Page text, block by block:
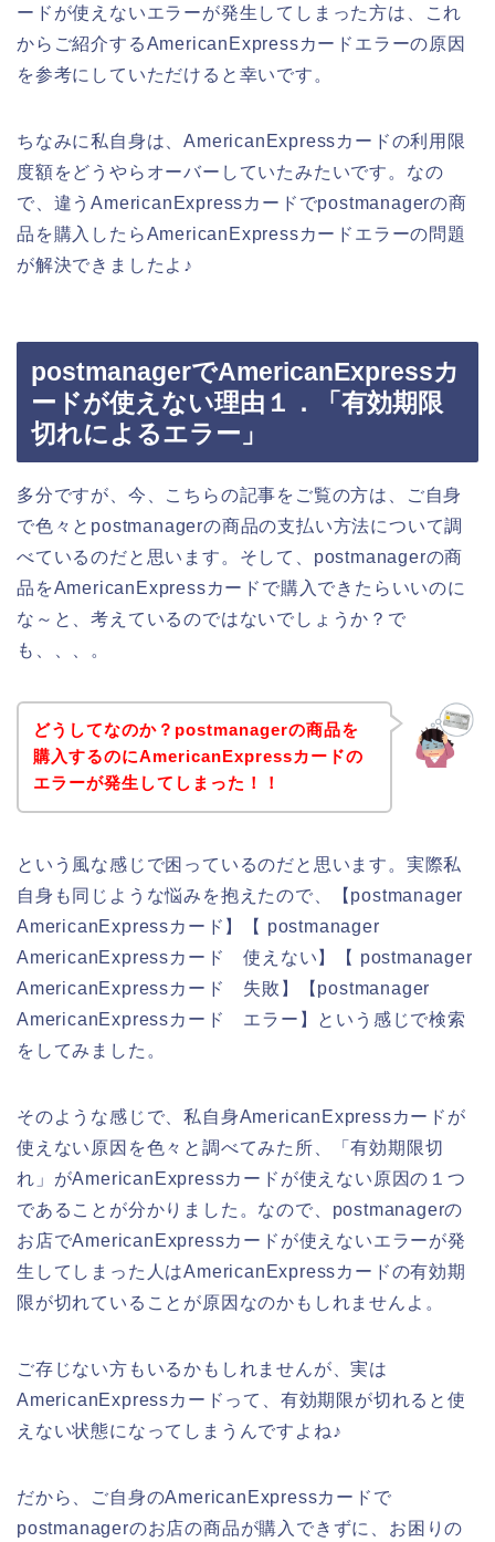
ードが使えないエラーが発生してしまった方は、これ
からご紹介するAmericanExpressカードエラーの原因
を参考にしていただけると幸いです。
ちなみに私自身は、AmericanExpressカードの利用限
度額をどうやらオーバーしていたみたいです。なの
で、違うAmericanExpressカードでpostmanagerの商
品を購入したらAmericanExpressカードエラーの問題
が解決できましたよ♪
postmanagerでAmericanExpressカ
ードが使えない理由１．「有効期限
切れによるエラー」
多分ですが、今、こちらの記事をご覧の方は、ご自身
で色々とpostmanagerの商品の支払い方法について調
べているのだと思います。そして、postmanagerの商
品をAmericanExpressカードで購入できたらいいのに
な～と、考えているのではないでしょうか？で
も、、、。
どうしてなのか？postmanagerの商品を
購入するのにAmericanExpressカードの
エラーが発生してしまった！！
という風な感じで困っているのだと思います。実際私
自身も同じような悩みを抱えたので、【postmanager
AmericanExpressカード】【 postmanager
AmericanExpressカード 使えない】【 postmanager
AmericanExpressカード 失敗】【postmanager
AmericanExpressカード エラー】という感じで検索
をしてみました。
そのような感じで、私自身AmericanExpressカードが
使えない原因を色々と調べてみた所、「有効期限切
れ」がAmericanExpressカードが使えない原因の１つ
であることが分かりました。なので、postmanagerの
お店でAmericanExpressカードが使えないエラーが発
生してしまった人はAmericanExpressカードの有効期
限が切れていることが原因なのかもしれませんよ。
ご存じない方もいるかもしれませんが、実は
AmericanExpressカードって、有効期限が切れると使
えない状態になってしまうんですよね♪
だから、ご自身のAmericanExpressカードで
postmanagerのお店の商品が購入できずに、お困りの